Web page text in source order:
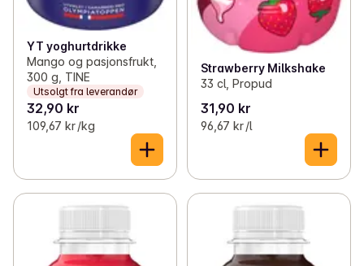
YT yoghurtdrikke
Mango og pasjonsfrukt,
300 g, TINE
Utsolgt fra leverandør
32,90 kr
109,67 kr /kg
Strawberry Milkshake
33 cl, Propud
31,90 kr
96,67 kr /l